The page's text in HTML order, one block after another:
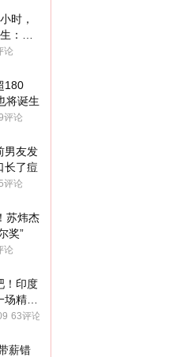
时，
：这
论
180
将诞生
评论
男友发
长了痘
评论
苏炜杰
奖”
论
！印度
精准
63评论
薪错